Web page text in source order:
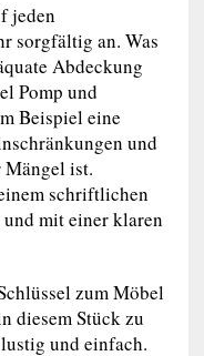
jeden
sorgfältig an. Was
Abdeckung
Pomp und
Beispiel eine
und
Mängel ist.
schriftlichen
mit einer klaren
zum Möbel
diesem Stück zu
und einfach.